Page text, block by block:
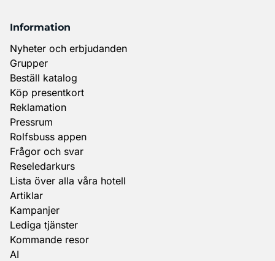
Information
Nyheter och erbjudanden
Grupper
Beställ katalog
Köp presentkort
Reklamation
Pressrum
Rolfsbuss appen
Frågor och svar
Reseledarkurs
Lista över alla våra hotell
Artiklar
Kampanjer
Lediga tjänster
Kommande resor
AI